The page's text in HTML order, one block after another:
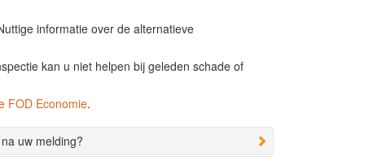
informatie over de alternatieve
kan u niet helpen bij geleden schade of
FOD Economie.
uw melding?